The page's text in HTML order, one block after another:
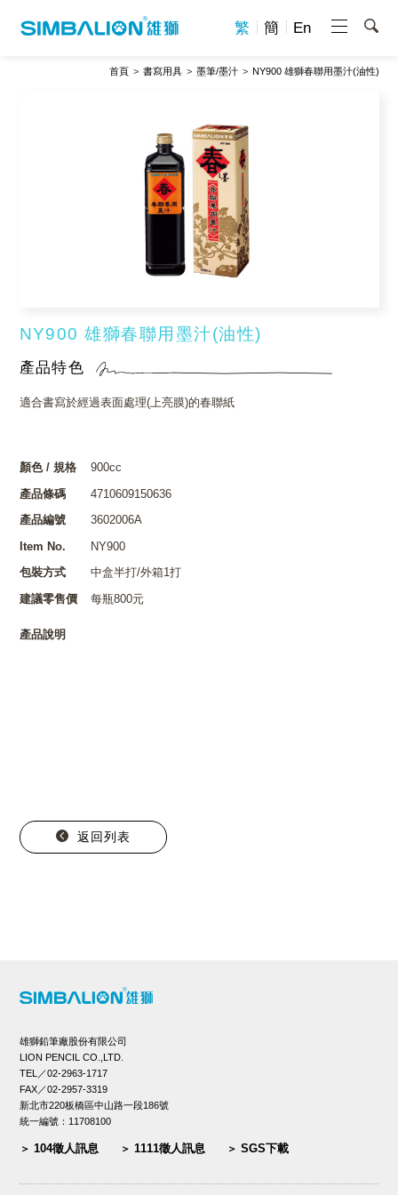
繁 簡 En
首頁 書寫用具 墨筆/墨汁 NY900 雄獅春聯用墨汁(油性)
NY900 雄獅春聯用墨汁(油性)
產品特色
適合書寫於經過表面處理(上亮膜)的春聯紙
顏色 / 規格
900cc
產品條碼
4710609150636
產品編號
3602006A
Item No.
NY900
包裝方式
中盒半打/外箱1打
建議零售價
每瓶800元
產品說明
返回列表
雄獅鉛筆廠股份有限公司
LION PENCIL CO.,LTD.
TEL／02-2963-1717
FAX／02-2957-3319
新北市220板橋區中山路一段186號
統一編號：11708100
104徵人訊息 1111徵人訊息 SGS下載